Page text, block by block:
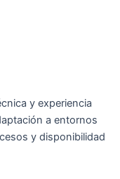
y experiencia
a entornos
y disponibilidad